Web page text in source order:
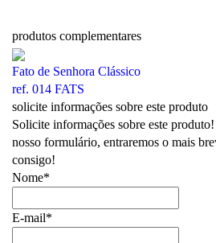
produtos complementares
Fato de Senhora Clássico
ref. 014 FATS
solicite informações sobre este produto
Solicite informações sobre este
nosso formulário, entraremos o mais
consigo!
Nome*
E-mail*